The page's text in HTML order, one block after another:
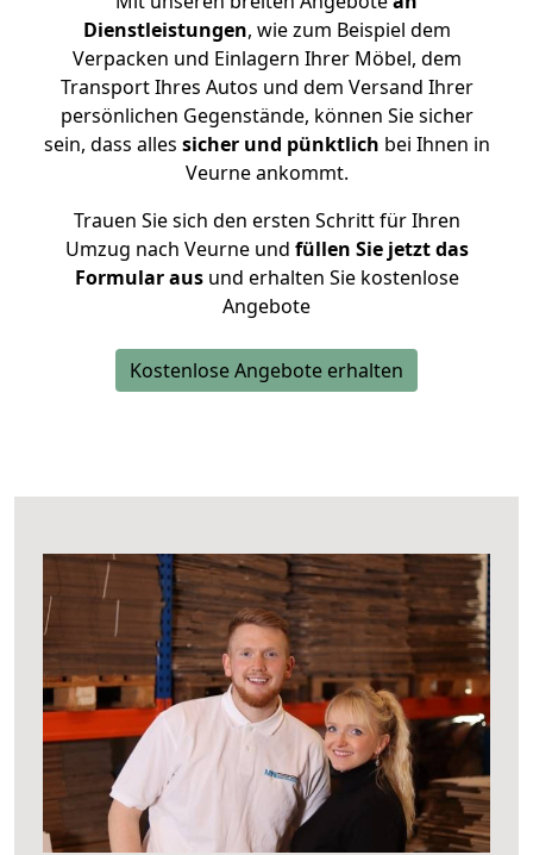
Dienstleistungen, wie zum Beispiel dem
Verpacken und Einlagern Ihrer Möbel, dem
Transport Ihres Autos und dem Versand Ihrer
persönlichen Gegenstände, können Sie sicher
sein, dass alles sicher und pünktlich bei Ihnen in
Veurne ankommt.
Trauen Sie sich den ersten Schritt für Ihren
Umzug nach Veurne und füllen Sie jetzt das
Formular ausund erhalten Sie kostenlose
Angebote
Kostenlose Angebote erhalten